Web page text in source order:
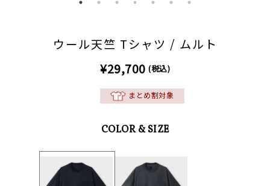
ウール天竺 Tシャツ / ムルト
¥29,700 (税込)
まとめ割対象
COLOR & SIZE